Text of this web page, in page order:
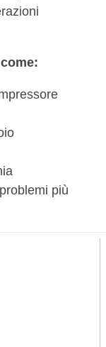
più